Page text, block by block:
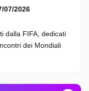
07/2026
dalla FIFA, dedicati
dei Mondiali